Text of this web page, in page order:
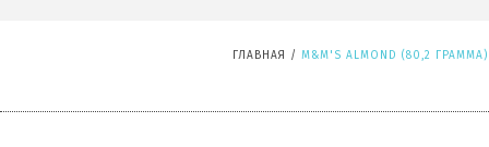
ГЛАВНАЯ / M&M'S ALMOND (80,2 ГРАММА)